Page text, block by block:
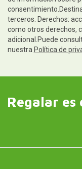
terceros. Derechos:
como otros derechos,
adicional.Puede
nuestra Política de
Regalar